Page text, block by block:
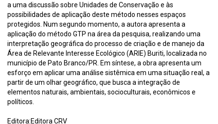
a uma discussão sobre Unidades de Conservação e às
possibilidades de aplicação deste método nesses espaços
protegidos. Num segundo momento, a autora apresenta a
aplicação do método GTP na área da pesquisa, realizando uma
interpretação geográfica do processo de criação e de manejo da
Área de Relevante Interesse Ecológico (ARIE) Buriti, localizada no
município de Pato Branco/PR. Em síntese, a obra apresenta um
esforço em aplicar uma análise sistêmica em uma situação real, a
partir de um olhar geográfico, que busca a integração de
elementos naturais, ambientais, socioculturais, econômicos e
políticos.
Editora:Editora CRV